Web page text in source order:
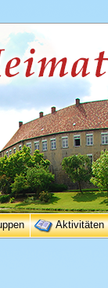
Aktivitäten